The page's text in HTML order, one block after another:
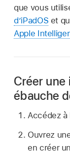
que vous
d’iPadOS et
Apple
Créer une
ébauche
Accédez à
Ouvrez
en créer